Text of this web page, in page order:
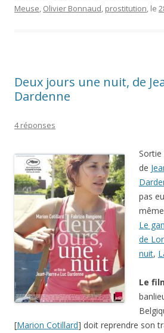
Meuse, Olivier Bonnaud, prostitution, le
Deux jours une nuit, de
Dardenne
4 réponses
Sortie
de
pas
Le
de
nuit,
Le
[Marion Cotillard] doit reprendre son